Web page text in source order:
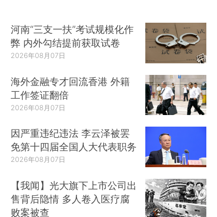
河南“三支一扶”考试规模化作
弊 内外勾结提前获取试卷
2026年08月07日
海外金融专才回流香港 外籍
工作签证翻倍
2026年08月07日
因严重违纪违法 李云泽被罢
免第十四届全国人大代表职务
2026年08月07日
【我闻】光大旗下上市公司出
售背后隐情 多人卷入医疗腐
败案被查